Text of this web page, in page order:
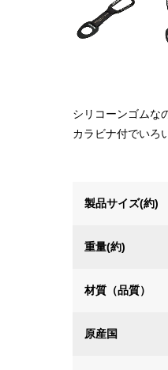
シリコーンゴムな
カラビナ付でいろ
製品サイズ(約)
重量(約)
材質（品質）
原産国